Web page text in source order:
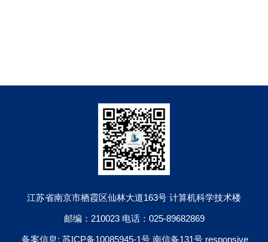
江苏省南京市栖霞区仙林大道163号 计算机科学技术楼
邮编：210023 电话：025-89682869
备案信息: 苏ICP备10085945-1号 南信备131号 responsive